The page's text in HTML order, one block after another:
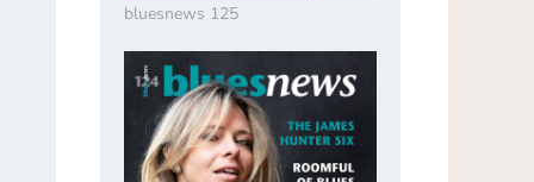
bluesnews 125